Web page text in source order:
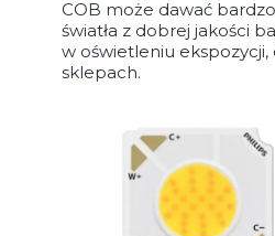
COB może dawać
światła z dobrej jakości
w oświetleniu
sklepach.